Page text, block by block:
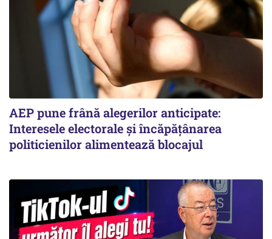
AEP pune frână alegerilor anticipate:
Interesele electorale și încăpățânarea
politicienilor alimentează blocajul